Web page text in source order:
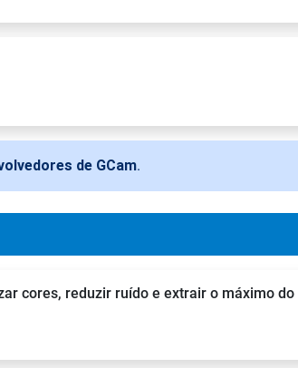
de GCam.
cores, reduzir ruído e extrair o máximo